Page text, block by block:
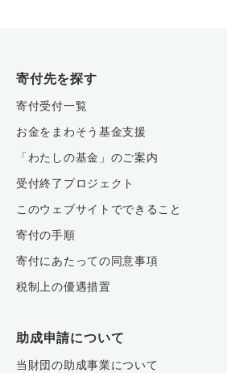
寄付先を探す
寄付受付一覧
お金をまわそう基金支援
「わたしの基金」のご案内
受付終了プロジェクト
このウェブサイトでできること
寄付の手順
寄付にあたっての同意事項
税制上の優遇措置
助成申請について
当財団の助成事業について